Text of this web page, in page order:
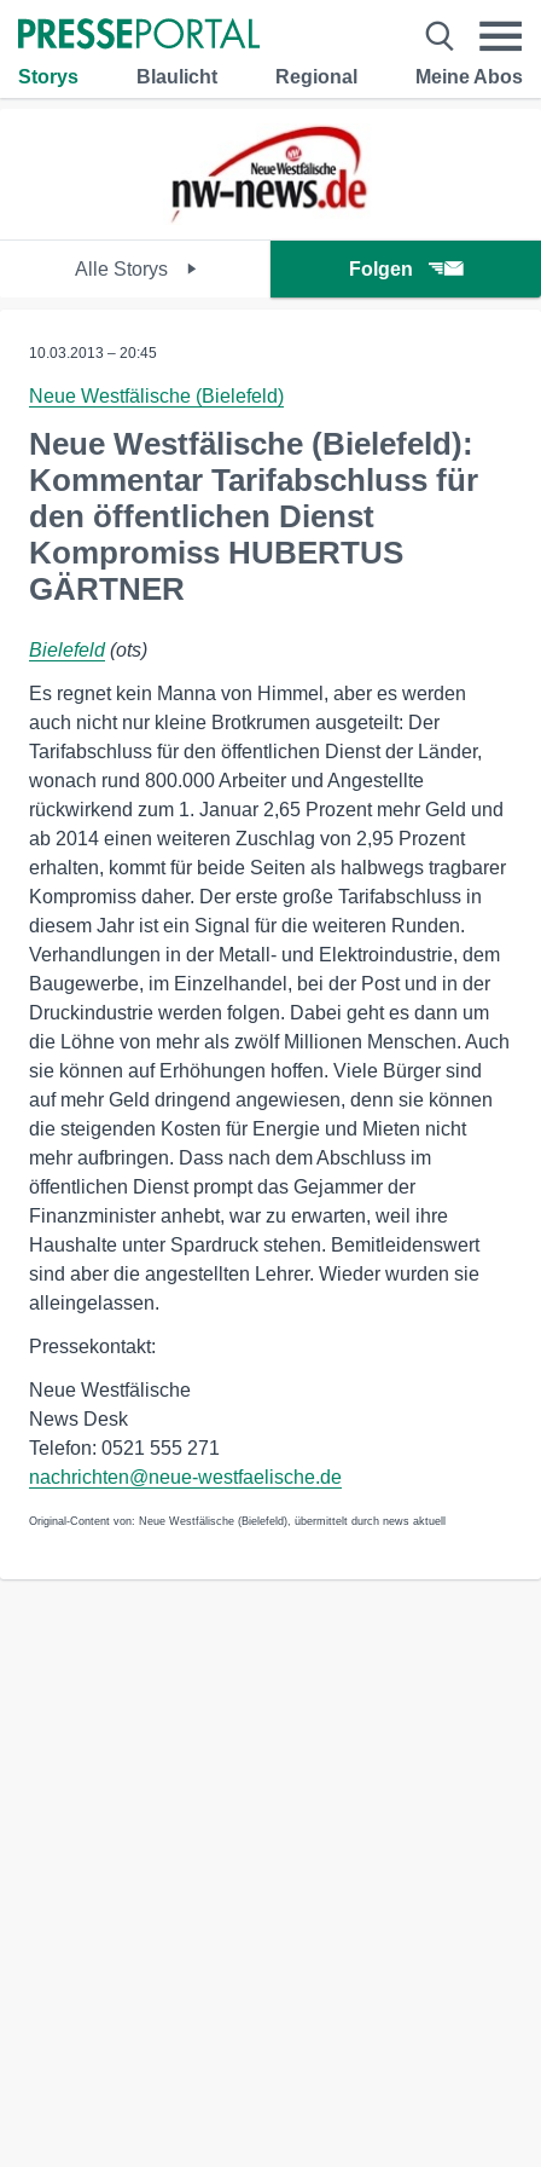
Storys Blaulicht Regional Meine Abos
Alle Storys Folgen
10.03.2013 – 20:45
Neue Westfälische (Bielefeld)
Neue Westfälische (Bielefeld):
Kommentar Tarifabschluss für
den öffentlichen Dienst
Kompromiss HUBERTUS
GÄRTNER
Bielefeld(ots)
Es regnet kein Manna von Himmel, aber es werden
auch nicht nur kleine Brotkrumen ausgeteilt: Der
Tarifabschluss für den öffentlichen Dienst der Länder,
wonach rund 800.000 Arbeiter und Angestellte
rückwirkend zum 1. Januar 2,65 Prozent mehr Geld und
ab 2014 einen weiteren Zuschlag von 2,95 Prozent
erhalten, kommt für beide Seiten als halbwegs tragbarer
Kompromiss daher. Der erste große Tarifabschluss in
diesem Jahr ist ein Signal für die weiteren Runden.
Verhandlungen in der Metall- und Elektroindustrie, dem
Baugewerbe, im Einzelhandel, bei der Post und in der
Druckindustrie werden folgen. Dabei geht es dann um
die Löhne von mehr als zwölf Millionen Menschen. Auch
sie können auf Erhöhungen hoffen. Viele Bürger sind
auf mehr Geld dringend angewiesen, denn sie können
die steigenden Kosten für Energie und Mieten nicht
mehr aufbringen. Dass nach dem Abschluss im
öffentlichen Dienst prompt das Gejammer der
Finanzminister anhebt, war zu erwarten, weil ihre
Haushalte unter Spardruck stehen. Bemitleidenswert
sind aber die angestellten Lehrer. Wieder wurden sie
alleingelassen.
Pressekontakt:
Neue Westfälische
News Desk
Telefon: 0521 555 271
nachrichten@neue-westfaelische.de
Original-Content von: Neue Westfälische (Bielefeld), übermittelt durch news aktuell